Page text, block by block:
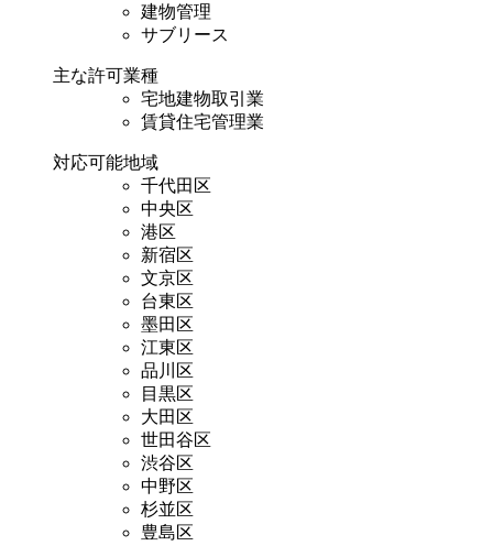
建物管理
サブリース
主な許可業種
宅地建物取引業
賃貸住宅管理業
対応可能地域
千代田区
中央区
港区
新宿区
文京区
台東区
墨田区
江東区
品川区
目黒区
大田区
世田谷区
渋谷区
中野区
杉並区
豊島区